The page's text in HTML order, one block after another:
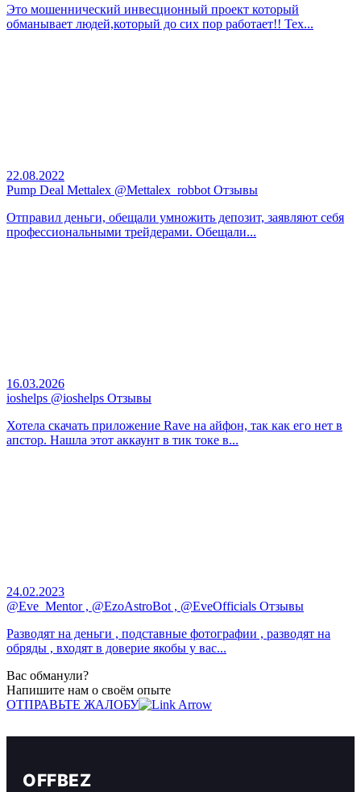
Это мошеннический инвесционный проект который
обманывает людей,который до сих пор работает!! Тех...
22.08.2022
Pump Deal Mettalex @Mettalex_robbot Отзывы
Отправил деньги, обещали умножить депозит, заявляют себя
профессиональными трейдерами. Обещали...
16.03.2026
ioshelps @ioshelps Отзывы
Хотела скачать приложение Rave на айфон, так как его нет в
апстор. Нашла этот аккаунт в тик токе в...
24.02.2023
@Eve_Mentor , @EzoAstroBot , @EveOfficials Отзывы
Разводят на деньги , подставные фотографии , разводят на
обряды , входят в доверие якобы у вас...
Вас обманули?
Напишите нам о своём опыте
ОТПРАВЬТЕ ЖАЛОБУ
OFFBEZ